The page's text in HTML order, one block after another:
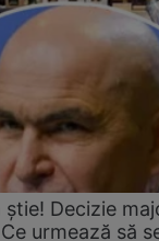
Decizie
urmează să